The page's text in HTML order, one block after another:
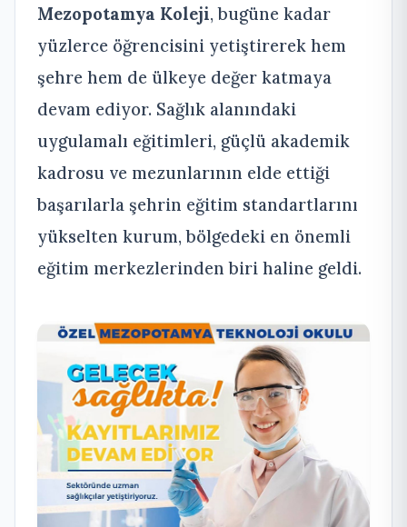
Mezopotamya Koleji, bugüne kadar
yüzlerce öğrencisini yetiştirerek hem
şehre hem de ülkeye değer katmaya
devam ediyor. Sağlık alanındaki
uygulamalı eğitimleri, güçlü akademik
kadrosu ve mezunlarının elde ettiği
başarılarla şehrin eğitim standartlarını
yükselten kurum, bölgedeki en önemli
eğitim merkezlerinden biri haline geldi.